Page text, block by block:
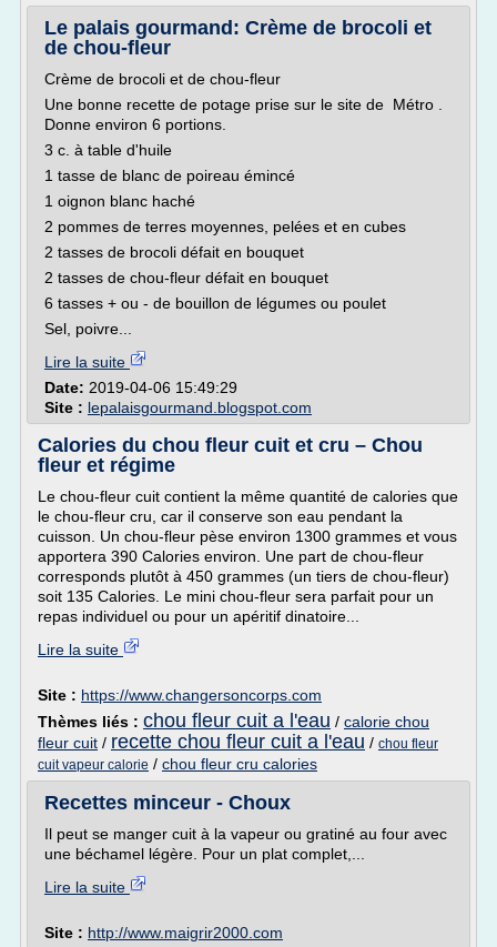
Le palais gourmand: Crème de brocoli et
de chou-fleur
Crème de brocoli et de chou-fleur
Une bonne recette de potage prise sur le site de Métro .
Donne environ 6 portions.
3 c. à table d'huile
1 tasse de blanc de poireau émincé
1 oignon blanc haché
2 pommes de terres moyennes, pelées et en cubes
2 tasses de brocoli défait en bouquet
2 tasses de chou-fleur défait en bouquet
6 tasses + ou - de bouillon de légumes ou poulet
Sel, poivre...
Lire la suite
Date: 2019-04-06 15:49:29
Site : lepalaisgourmand.blogspot.com
Calories du chou fleur cuit et cru – Chou
fleur et régime
Le chou-fleur cuit contient la même quantité de calories que
le chou-fleur cru, car il conserve son eau pendant la
cuisson. Un chou-fleur pèse environ 1300 grammes et vous
apportera 390 Calories environ. Une part de chou-fleur
corresponds plutôt à 450 grammes (un tiers de chou-fleur)
soit 135 Calories. Le mini chou-fleur sera parfait pour un
repas individuel ou pour un apéritif dinatoire...
Lire la suite
Site : https://www.changersoncorps.com
Thèmes liés : chou fleur cuit a l'eau / calorie chou
fleur cuit / recette chou fleur cuit a l'eau / chou fleur
cuit vapeur calorie / chou fleur cru calories
Recettes minceur - Choux
Il peut se manger cuit à la vapeur ou gratiné au four avec
une béchamel légère. Pour un plat complet,...
Lire la suite
Site : http://www.maigrir2000.com